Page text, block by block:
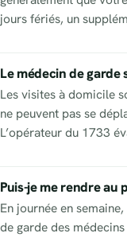
jours fériés, un
Le médecin de garde
Les visites à domicile
ne peuvent pas se
L’opérateur du 1733
Puis-je me rendre au
En journée en
de garde des